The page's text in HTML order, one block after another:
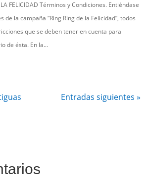
FELICIDAD Términos y Condiciones. Entiéndase
de la campaña “Ring Ring de la Felicidad”, todos
que se deben tener en cuenta para
de ésta. En la...
Entradas siguientes »